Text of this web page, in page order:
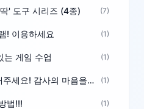
' 도구 시리즈 (4종) (7)
! 이용하세요 (1)
는 게임 수업 (1)
📢 ForEducator를 소문내주세요! 감사의 마음을 담은 포인트 선물 (1)
법!!! (1)